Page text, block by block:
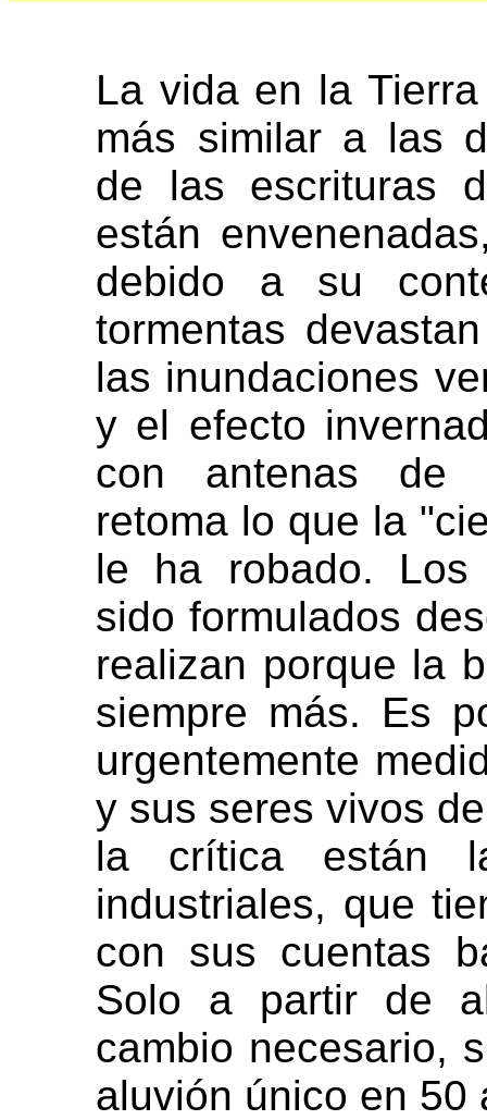
La vida en la
más similar a las
de las escrituras
están
debido a su
tormentas
las inundaciones
y el efecto
con antenas de
retoma lo que la
le ha robado. Los
sido formulados
realizan porque la
siempre más. Es
urgentemente
y sus seres vivos
la crítica están
industriales, que
con sus cuentas
Solo a partir de
cambio necesario,
aluvión único en 50